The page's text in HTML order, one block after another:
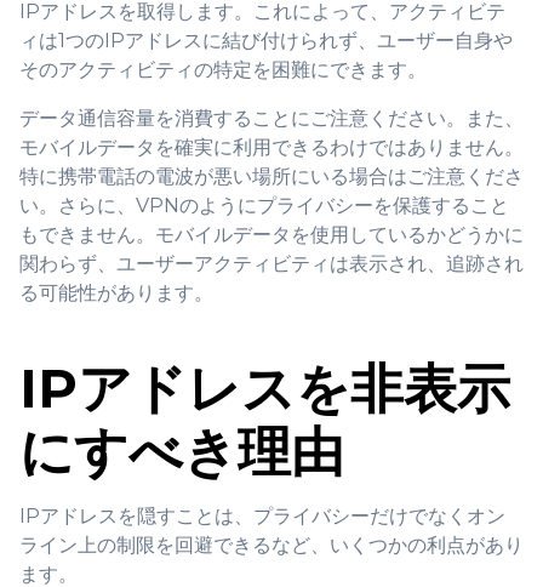
IPアドレスを取得します。これによって、アクティビテ
ィは1つのIPアドレスに結び付けられず、ユーザー自身や
そのアクティビティの特定を困難にできます。
データ通信容量を消費することにご注意ください。また、
モバイルデータを確実に利用できるわけではありません。
特に携帯電話の電波が悪い場所にいる場合はご注意くださ
い。さらに、VPNのようにプライバシーを保護すること
もできません。モバイルデータを使用しているかどうかに
関わらず、ユーザーアクティビティは表示され、追跡され
る可能性があります。
IPアドレスを非表示
にすべき理由
IPアドレスを隠すことは、プライバシーだけでなくオン
ライン上の制限を回避できるなど、いくつかの利点があり
ます。